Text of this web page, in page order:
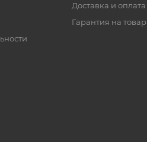
Доставка и оплата
Гарантия на товар